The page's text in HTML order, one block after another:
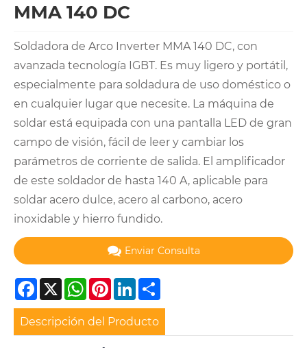
MMA 140 DC
Soldadora de Arco Inverter MMA 140 DC, con
avanzada tecnología IGBT. Es muy ligero y portátil,
especialmente para soldadura de uso doméstico o
en cualquier lugar que necesite. La máquina de
soldar está equipada con una pantalla LED de gran
campo de visión, fácil de leer y cambiar los
parámetros de corriente de salida. El amplificador
de este soldador de hasta 140 A, aplicable para
soldar acero dulce, acero al carbono, acero
inoxidable y hierro fundido.
Enviar Consulta
Facebook
X WhatsApp
Pinterest
LinkedIn
Descripción del Producto